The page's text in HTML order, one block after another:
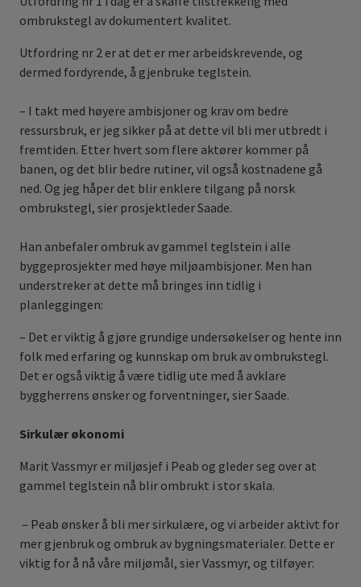
ombrukstegl av dokumentert kvalitet.
Utfordring nr 2 er at det er mer arbeidskrevende, og
dermed fordyrende, å gjenbruke teglstein.
– I takt med høyere ambisjoner og krav om bedre
ressursbruk, er jeg sikker på at dette vil bli mer utbredt i
fremtiden. Etter hvert som flere aktører kommer på
banen, og det blir bedre rutiner, vil også kostnadene gå
ned. Og jeg håper det blir enklere tilgang på norsk
ombrukstegl, sier prosjektleder Saade.
Han anbefaler ombruk av gammel teglstein i alle
byggeprosjekter med høye miljøambisjoner. Men han
understreker at dette må bringes inn tidlig i
planleggingen:
– Det er viktig å gjøre grundige undersøkelser og hente inn
folk med erfaring og kunnskap om bruk av ombrukstegl.
Det er også viktig å være tidlig ute med å avklare
byggherrens ønsker og forventninger, sier Saade.
Sirkulær økonomi
Marit Vassmyr er miljøsjef i Peab og gleder seg over at
gammel teglstein nå blir ombrukt i stor skala.
– Peab ønsker å bli mer sirkulære, og vi arbeider aktivt for
mer gjenbruk og ombruk av bygningsmaterialer. Dette er
viktig for å nå våre miljømål, sier Vassmyr, og tilføyer: